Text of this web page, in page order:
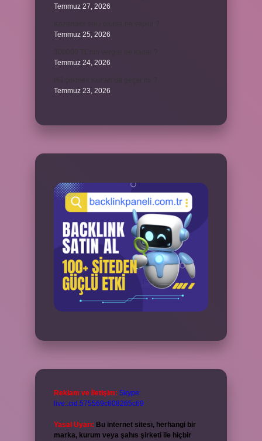
Temmuz 27, 2026
Temmuz 25, 2026
Temmuz 24, 2026
Temmuz 23, 2026
Reklam ve İletişim: Skype:
live:.cid.575569c608265c69
Yasal Uyarı: Bu internet sitesi, herhangi bir
marka, kurum veya şahıs şirketi ile hiçbir